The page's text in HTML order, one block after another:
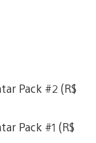
Pack #2 (R$
Pack #1 (R$